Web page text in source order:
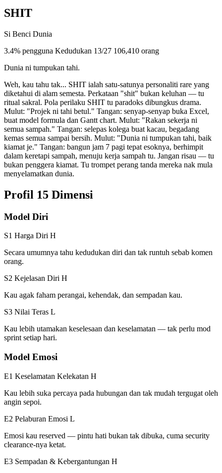
SHIT
Si Benci Dunia
3.4% pengguna Kedudukan 13/27 106,410 orang
Dunia ni tumpukan tahi.
Weh, kau tahu tak... SHIT ialah satu-satunya personaliti rare yang
diketahui di alam semesta. Perkataan "shit" bukan keluhan — tu
ritual sakral. Pola perilaku SHIT tu paradoks dibungkus drama.
Mulut: "Projek ni tahi betul." Tangan: senyap-senyap buka Excel,
buat model formula dan Gantt chart. Mulut: "Rakan sekerja ni
semua sampah." Tangan: selepas kolega buat kacau, begadang
kemas semua sampai bersih. Mulut: "Dunia ni tumpukan tahi, baik
kiamat je." Tangan: bangun jam 7 pagi tepat esoknya, berhimpit
dalam keretapi sampah, menuju kerja sampah tu. Jangan risau — tu
bukan penggera kiamat. Tu trompet perang tanda mereka nak mula
menyelamatkan dunia.
Profil 15 Dimensi
Model Diri
S1 Harga Diri H
Secara umumnya tahu kedudukan diri dan tak runtuh sebab komen
orang.
S2 Kejelasan Diri H
Kau agak faham perangai, kehendak, dan sempadan kau.
S3 Nilai Teras L
Kau lebih utamakan keselesaan dan keselamatan — tak perlu mod
sprint setiap hari.
Model Emosi
E1 Keselamatan Kelekatan H
Kau lebih suka percaya pada hubungan dan tak mudah tergugat oleh
angin sepoi.
E2 Pelaburan Emosi L
Emosi kau reserved — pintu hati bukan tak dibuka, cuma security
clearance-nya ketat.
E3 Sempadan & Kebergantungan H